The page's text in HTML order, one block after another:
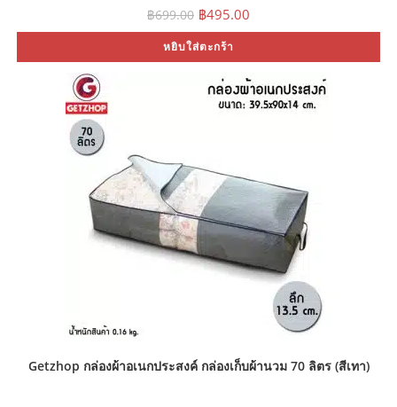
฿699.00 Original
price
was:
฿699.00.
฿495.00
is:
หยิบใส่ตะกร้า
Getzhop กล่องผ้าอเนกประสงค์ กล่องเก็บผ้านวม 70 ลิตร (สีเทา)